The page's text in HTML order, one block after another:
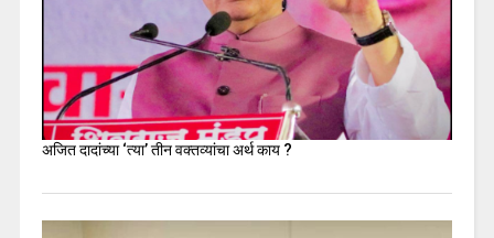
अजित दादांच्या ‘त्या’ तीन वक्तव्यांचा अर्थ काय ?